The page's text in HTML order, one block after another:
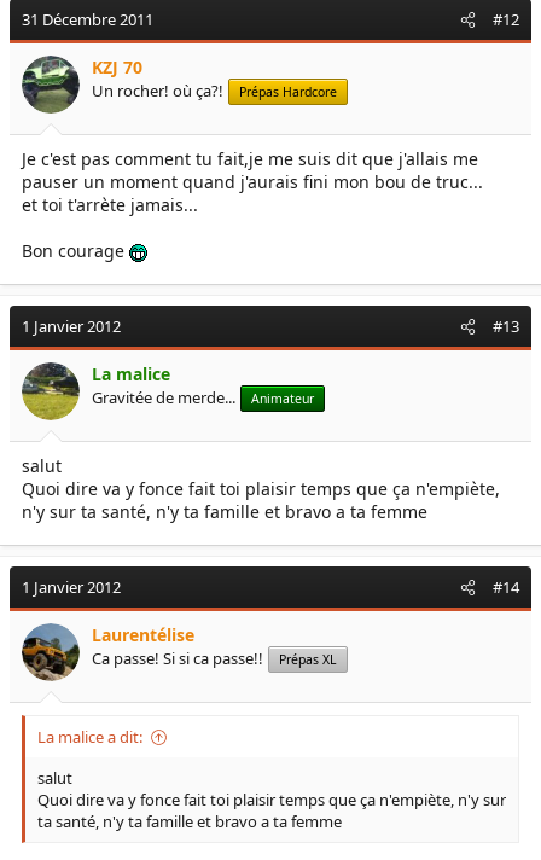
31 Décembre 2011 #12
KZJ 70
Un rocher! où ça?! Prépas Hardcore
Je c'est pas comment tu fait,je me suis dit que j'allais me
pauser un moment quand j'aurais fini mon bou de truc...
et toi t'arrète jamais...
Bon courage
1 Janvier 2012 #13
La malice
Gravitée de merde... Animateur
salut
Quoi dire va y fonce fait toi plaisir temps que ça n'empiète,
n'y sur ta santé, n'y ta famille et bravo a ta femme
1 Janvier 2012 #14
Laurentélise
Ca passe! Si si ca passe!! Prépas XL
La malice a dit:
salut
Quoi dire va y fonce fait toi plaisir temps que ça n'empiète, n'y sur
ta santé, n'y ta famille et bravo a ta femme